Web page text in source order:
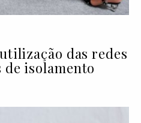
das redes
de isolamento